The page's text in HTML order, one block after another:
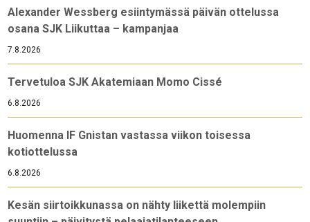
Alexander Wessberg esiintymässä päivän ottelussa
osana SJK Liikuttaa – kampanjaa
7.8.2026
Tervetuloa SJK Akatemiaan Momo Cissé
6.8.2026
Huomenna IF Gnistan vastassa viikon toisessa
kotiottelussa
6.8.2026
Kesän siirtoikkunassa on nähty liikettä molempiin